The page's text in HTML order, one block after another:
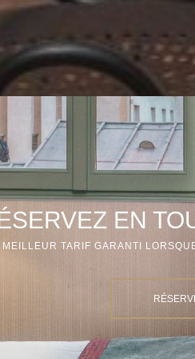
EN
MEILLEUR TARIF GARANTI